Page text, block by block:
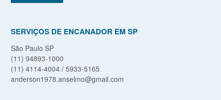
SERVIÇOS DE ENCANADOR EM SP
São Paulo SP
(11) 94893-1000
(11) 4114-4004 / 5933-5165
anderson1978.anselmo@gmail.com